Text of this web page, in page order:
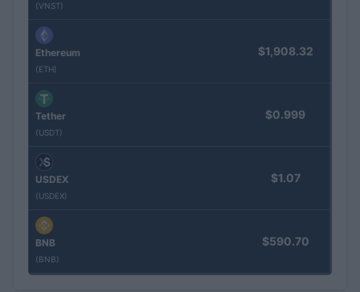
(VNST)
Ethereum
(ETH)
$1,908.32
Tether
(USDT)
$0.999
USDEX
(USDEX)
$1.07
BNB
(BNB)
$590.70